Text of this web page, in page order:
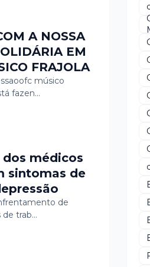
A NOSSA
EM
FRAJOLA
músico
fazen…
dos médicos
sintomas de
de
de trab…